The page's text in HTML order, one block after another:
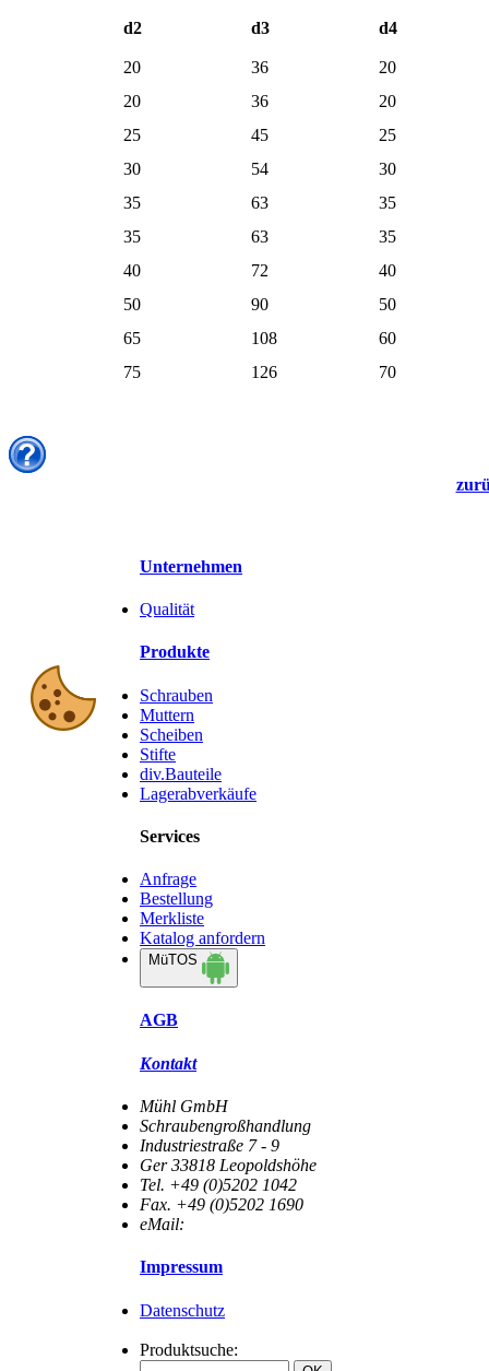
d2 d3 d4
20 36
20
20
36
20
25
45
25
30
54
30
35
63
35
35
63
35
40
72
40
50
90
50
65
108
60
75
126 70
Unternehmen
Qualität
Produkte
Schrauben
Muttern
Scheiben
Stifte
div.Bauteile
Lagerabverkäufe
Services
Anfrage
Bestellung
Merkliste
Katalog anfordern
MüTOS
AGB
Kontakt
Mühl GmbH
Schraubengroßhandlung
Industriestraße 7 - 9
Ger 33818 Leopoldshöhe
Tel. +49 (0)5202 1042
Fax. +49 (0)5202 1690
eMail:
Impressum
Datenschutz
Produktsuche: